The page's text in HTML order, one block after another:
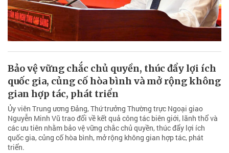
Bảo vệ vững chắc chủ quyền, thúc đẩy lợi ích
quốc gia, củng cố hòa bình và mở rộng không
gian hợp tác, phát triển
Ủy viên Trung ương Đảng, Thứ trưởng Thường trực Ngoại giao
Nguyễn Minh Vũ trao đổi về kết quả công tác biên giới, lãnh thổ và
các ưu tiên nhằm bảo vệ vững chắc chủ quyền, thúc đẩy lợi ích
quốc gia, củng cố hòa bình, mở rộng không gian hợp tác, phát
triển.